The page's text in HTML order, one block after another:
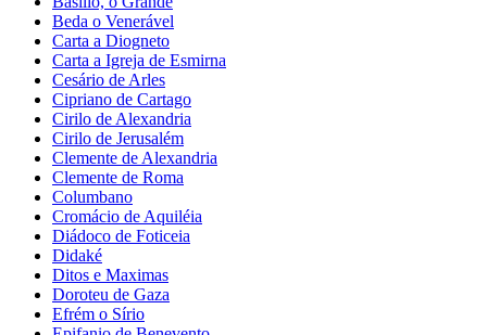
Beda o Venerável
Carta a Diogneto
Carta a Igreja de Esmirna
Cesário de Arles
Cipriano de Cartago
Cirilo de Alexandria
Cirilo de Jerusalém
Clemente de Alexandria
Clemente de Roma
Columbano
Cromácio de Aquiléia
Diádoco de Foticeia
Didaké
Ditos e Maximas
Doroteu de Gaza
Efrém o Sírio